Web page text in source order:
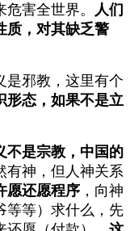
害全世界。 人们
质，对其缺乏警
是邪教，这里有个
形态，如果不是立
不是宗教，中国的
有神，但人神关系
愿还愿程序 ，向神
等等）求什么，先